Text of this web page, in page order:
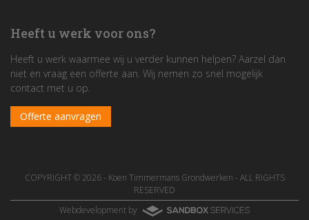
Heeft u werk voor ons?
Heeft u werk waarmee wij u verder kunnen helpen? Aarzel dan
niet en vraag een offerte aan. Wij nemen zo snel mogelijk
contact met u op.
Offerte aanvragen
COPYRIGHT © 2026 - Koen Timmermans Grondwerken - ALL RIGHTS
RESERVED
Webdevelopment by